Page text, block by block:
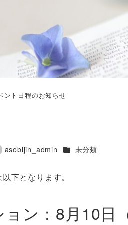
ント日程のお知らせ
asobijin_admin カテゴリー
未分類
下となります。
ン：8月10日